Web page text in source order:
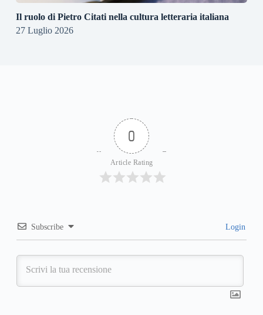
Il ruolo di Pietro Citati nella cultura letteraria italiana
27 Luglio 2026
0
Article Rating
Subscribe Login